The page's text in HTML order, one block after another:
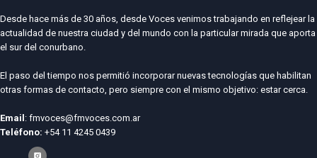
Desde hace más de 30 años, desde Voces venimos trabajando en reflejear la
actualidad de nuestra ciudad y del mundo con la particular mirada que aporta
el sur del conurbano.
El paso del tiempo nos permitió incorporar nuevas tecnologías que habilitan
otras formas de contacto, pero siempre con el mismo objetivo: estar cerca.
Email : fmvoces@fmvoces.com.ar
Teléfono: +54 11 4245 0439